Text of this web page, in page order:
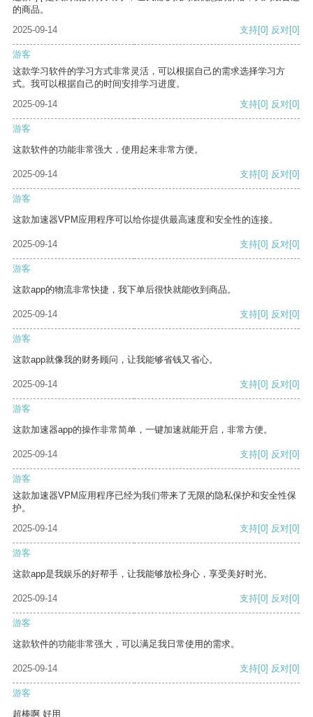
的商品。
2025-09-14
支持[0] 反对[0]
游客
这款学习软件的学习方式非常灵活，可以根据自己的需求选择学习方
式。我可以根据自己的时间安排学习进度。
2025-09-14
支持[0] 反对[0]
游客
这款软件的功能非常强大，使用起来非常方便。
2025-09-14 支持[0] 反对[0]
游客
这款加速器VPM应用程序可以给你提供最高速度和安全性的连接。
2025-09-14 支持[0] 反对[0]
游客
这款app的物流非常快捷，我下单后很快就能收到商品。
2025-09-14 支持[0] 反对[0]
游客
这款app就像我的财务顾问，让我能够省钱又省心。
2025-09-14 支持[0] 反对[0]
游客
这款加速器app的操作非常简单，一键加速就能开启，非常方便。
2025-09-14 支持[0] 反对[0]
游客
这款加速器VPM应用程序已经为我们带来了无限的隐私保护和安全性保
护。
2025-09-14
支持[0] 反对[0]
游客
这款app是我娱乐的好帮手，让我能够放松身心，享受美好时光。
2025-09-14 支持[0] 反对[0]
游客
这款软件的功能非常强大，可以满足我日常使用的需求。
2025-09-14 支持[0] 反对[0]
游客
超棒啊 好用